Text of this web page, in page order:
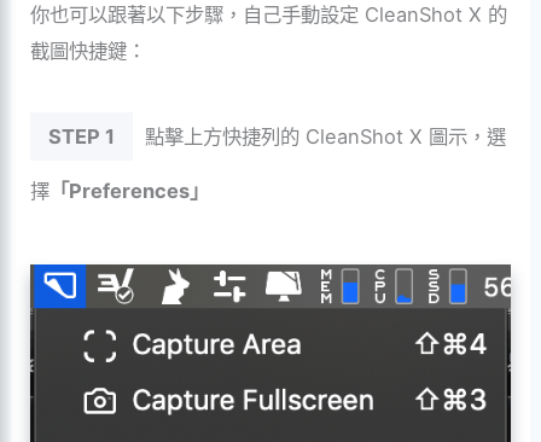
你也可以跟著以下步驟，自己手動設定 CleanShot X 的
截圖快捷鍵：
STEP 1 點擊上方快捷列的 CleanShotX 圖示，選
擇 「Preferences」